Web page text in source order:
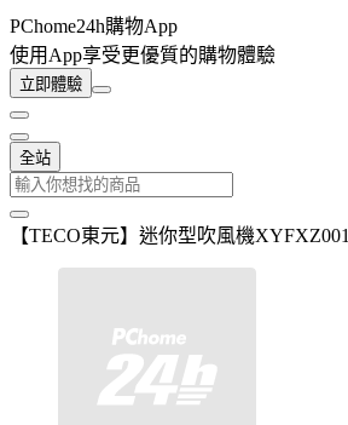
PChome24h購物App
使用App享受更優質的購物體驗
立即體驗
全站
【TECO東元】迷你型吹風機XYFXZ001